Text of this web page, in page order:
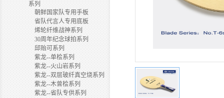
系列
朝鲜国家队专用手板
省队代言人专用底板
烯轮纤维战神系列
30周年纪念球拍系列
邱贻可系列
紫龙--单桧系列
紫龙--火山岩系列
紫龙--双层玻纤真空烧系列
紫龙--木曾桧系列
紫龙--省队专供系列